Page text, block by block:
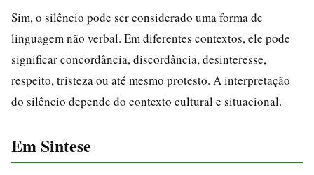
Sim, o silêncio pode ser considerado uma forma de
linguagem não verbal. Em diferentes contextos, ele pode
significar concordância, discordância, desinteresse,
respeito, tristeza ou até mesmo protesto. A interpretação
do silêncio depende do contexto cultural e situacional.
Em Sintese